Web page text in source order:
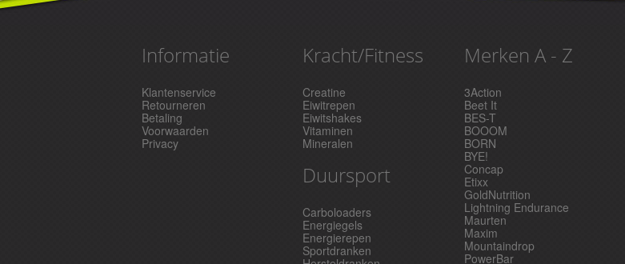
Informatie
Klantenservice
Retourneren
Betaling
Voorwaarden
Privacy
Kracht/Fitness
Creatine
Eiwitrepen
Eiwitshakes
Vitaminen
Mineralen
Duursport
Carboloaders
Energiegels
Energierepen
Sportdranken
Merken A - Z
3Action
Beet It
BES-T
BOOOM
BORN
BYE!
Concap
Etixx
GoldNutrition
Lightning Endurance
Maurten
Maxim
Mountaindrop
PowerBar